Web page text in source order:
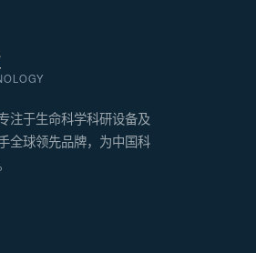
注于生命科学科研设备及
全球领先品牌，为中国科